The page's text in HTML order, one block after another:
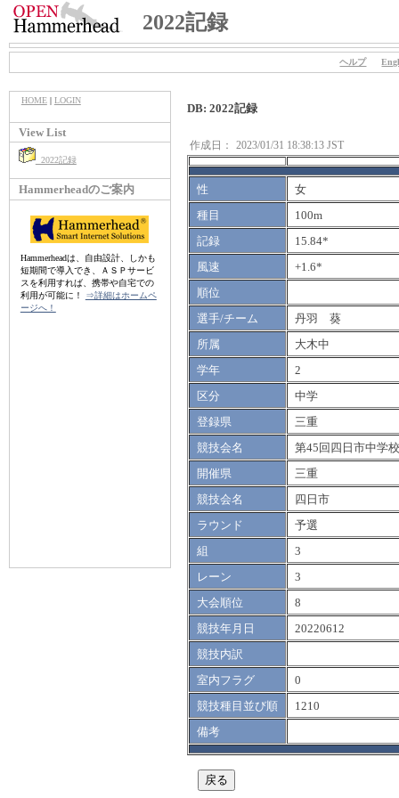
2022記録
ヘルプ
HOME| LOGIN
View List
2022記録
Hammerheadのご案内
Hammerheadは、自由設計、しかも
短期間で導入でき、ＡＳＰサービ
スを利用すれば、携帯や自宅での
利用が可能に！
⇒詳細はホームペ
ージへ！
DB: 2022記録
作成日： 2023/01/31 18:38:13 JST
性
女
種目
100m
記録
15.84*
風速
+1.6*
順位
選手/チーム
丹羽 葵
所属
大木中
学年
2
区分
中学
登録県
三重
競技会名
第45回四日市中学
開催県
三重
競技会名
四日市
ラウンド
予選
組
3
レーン
3
大会順位
8
競技年月日
20220612
競技内訳
室内フラグ
0
競技種目並び順
1210
備考